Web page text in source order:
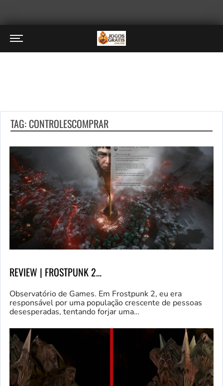
TAG: CONTROLESCOMPRAR
REVIEW | FROSTPUNK 2…
Observatório de Games. Em Frostpunk 2, eu era
responsável por uma população crescente de pessoas
desesperadas, tentando forjar uma…